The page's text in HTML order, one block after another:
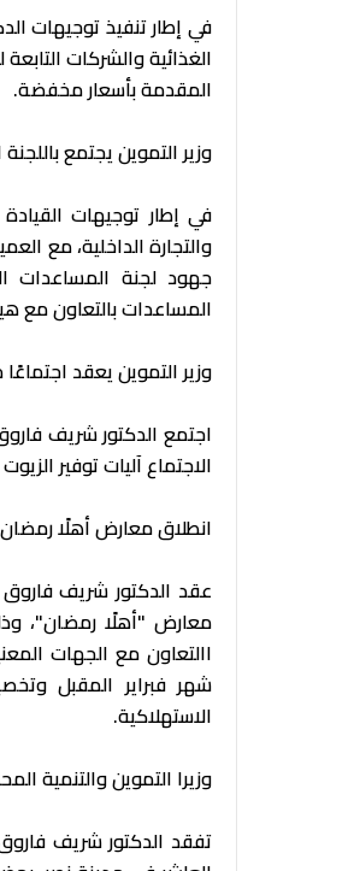
في إطار تنفيذ توجيهات
الغذائية والشركات
المقدمة بأسعار مخفضة.
وزير التموين يجتمع
في إطار توجيهات
والتجارة الداخلية، مع
جهود لجنة المساعدات
المساعدات بالتعاون مع
وزير التموين يعقد
اجتمع الدكتور شريف
الاجتماع آليات توفير
انطلاق معارض أهلًا رمضان
عقد الدكتور شريف فاروق
معارض "أهلًا رمضان"،
االتعاون مع الجهات
شهر فبراير المقبل
الاستهلاكية.
وزيرا التموين والتنمية
تفقد الدكتور شريف